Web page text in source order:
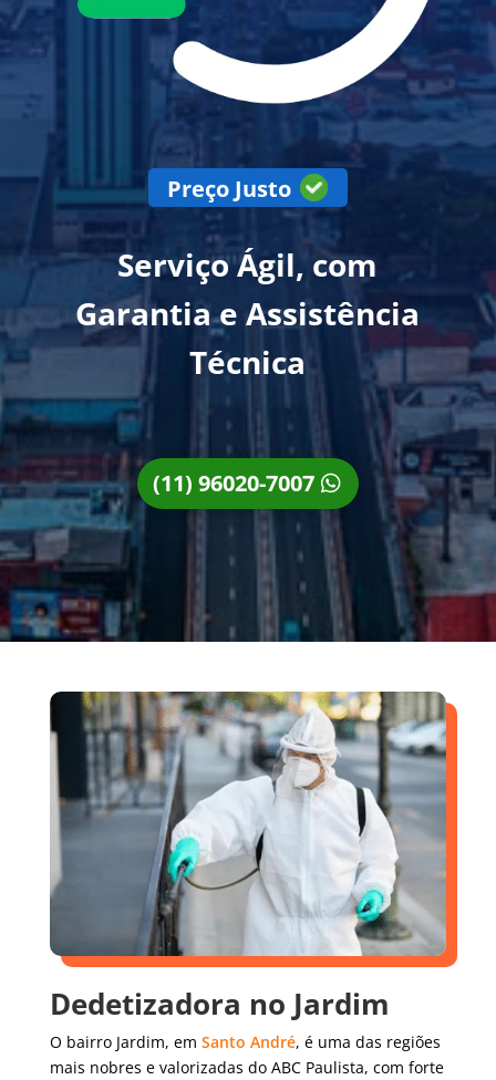
Preço Justo
Serviço Ágil, com
Garantia e Assistência
Técnica
(11) 96020-7007
Dedetizadora no Jardim
O bairro Jardim, em Santo André, é uma das regiões
mais nobres e valorizadas do ABC Paulista, com forte